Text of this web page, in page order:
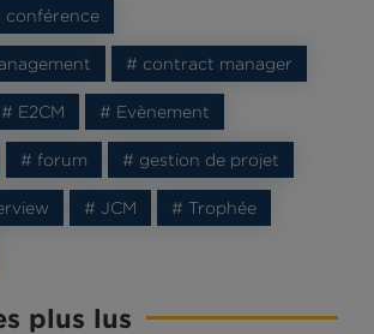
conférence
# contract manager
# E2CM # Evènement
# forum # gestion de projet
# JCM # Trophée
plus lus